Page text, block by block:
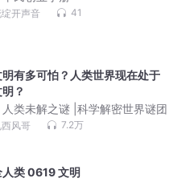
开声音 41
明有多可怕？人类世界现在处于
？
人类未解之谜 |科学解密世界谜团
西风哥 7.2万
类 0619 文明